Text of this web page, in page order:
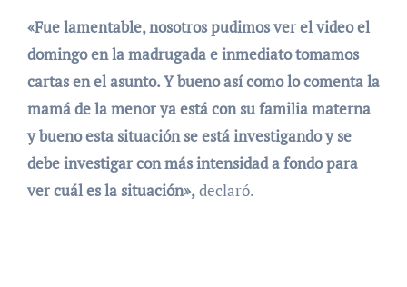
«Fue lamentable, nosotros pudimos ver el video el
domingo en la madrugada e inmediato tomamos
cartas en el asunto. Y bueno así como lo comenta la
mamá de la menor ya está con su familia materna
y bueno esta situación se está investigando y se
debe investigar con más intensidad a fondo para
ver cuál es la situación»,declaró.